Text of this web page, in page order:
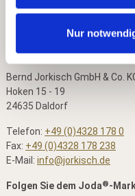
Nur
Kontaktdaten
Bernd Jorkisch GmbH & Co.
Hoken 15 - 19
24635 Daldorf
Telefon: +49 (0)4328 178 0
Fax: +49 (0)4328 178 238
E-Mail: info@jorkisch.de
Folgen Sie dem Joda®-